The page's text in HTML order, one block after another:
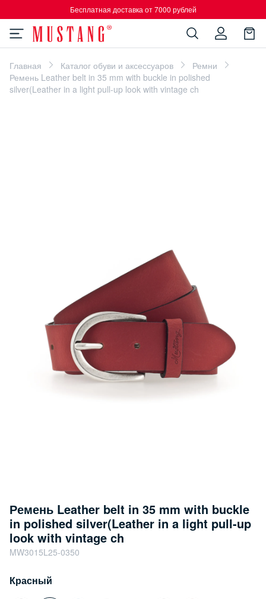
Бесплатная доставка от 7000 рублей
Главная Каталог обуви и аксессуаров
Ремни
Ремень Leather belt in 35 mm with buckle in polished
silver(Leather in a light pull-up look with vintage ch
Ремень Leather belt in 35 mm with buckle
in polished silver(Leather in a light pull-up
look with vintage ch
MW3015L25-0350
Красный